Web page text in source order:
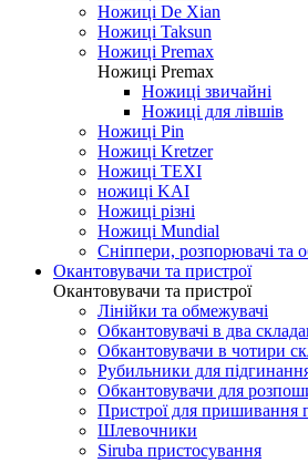
Ножиці De Xian
Ножиці Taksun
Ножиці Premax
Ножиці Premax
Ножиці звичайні
Ножиці для лівшів
Ножиці Pin
Ножиці Kretzer
Ножиці TEXI
ножиці KAI
Ножиці різні
Ножиці Mundial
Сніппери, розпорювачі та
Окантовувачи та пристрої
Окантовувачи та пристрої
Лінійки та обмежувачі
Обкантовувачі в два
Обкантовувачи в чотири
Рубильники для
Обкантовувачи для
Пристрої для пришивання
Шлевочники
Siruba пристосування